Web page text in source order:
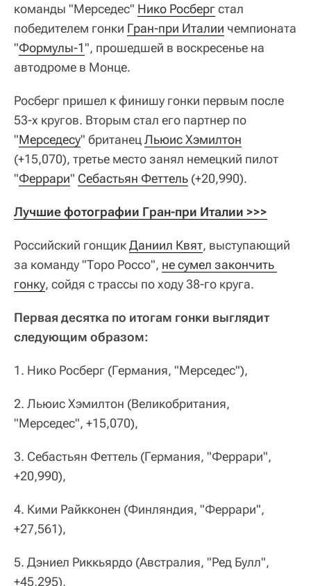
команды "Мерседес" Нико Росбергстал
победителем гонки Гран-при Италии чемпионата
"Формулы-1", прошедшей в воскресенье на
автодроме в Монце.
Росберг пришел к финишу гонки первым после
53-х кругов. Вторым стал его партнер по
"Мерседесу" британецЛьюис Хэмилтон
(+15,070), третье место занял немецкий пилот
"Феррари" Себастьян Феттель (+20,990).
Лучшие фотографии Гран-при Италии >>>
Российский гонщикДаниил Квят, выступающий
за команду "Торо Россо", не сумел закончить
гонку, сойдя с трассы по ходу 38-го круга.
Первая десятка по итогам гонки выглядит
следующим образом:
1. Нико Росберг (Германия, "Мерседес"),
2. Льюис Хэмилтон (Великобритания,
"Мерседес", +15,070),
3. Себастьян Феттель (Германия, "Феррари",
+20,990),
4. Кими Райкконен (Финляндия, "Феррари",
+27,561),
5. Дэниел Риккьярдо (Австралия, "Ред Булл",
+45,295),